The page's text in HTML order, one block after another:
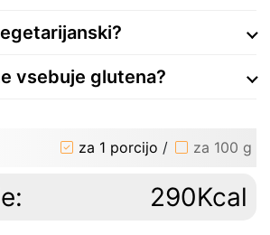
vsebuje glutena?
za 1 porcijo / za 100 g
290Kcal